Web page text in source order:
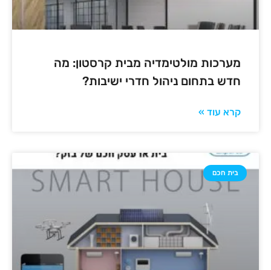
מערכות מולטימדיה מבית קרסטון: מה
חדש בתחום ניהול חדרי ישיבות?
קרא עוד »
בית חכם